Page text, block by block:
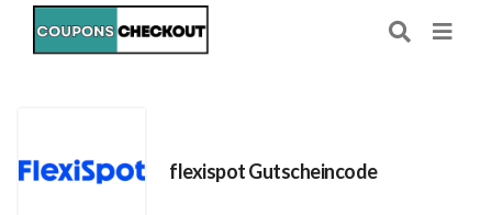
flexispot Gutscheincode